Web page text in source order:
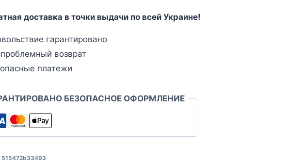
доставка в точки выдачи по всей Украине!
гарантировано
возврат
платежи
БЕЗОПАСНОЕ ОФОРМЛЕНИЕ
515472b33493